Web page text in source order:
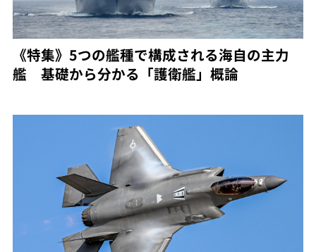
《特集》5つの艦種で構成される海自の主力
艦 基礎から分かる「護衛艦」概論